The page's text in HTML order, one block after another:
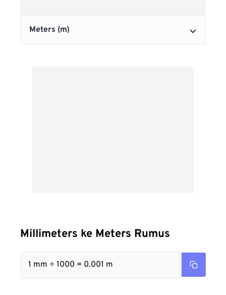
Millimeters ke Meters Rumus
1 mm ÷ 1000 = 0.001 m